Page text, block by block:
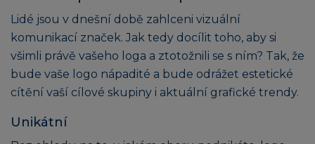
Lidé jsou v dnešní době zahlceni vizuální
komunikací značek. Jak tedy docílit toho, aby si
všimli právě vašeho loga a ztotožnili se s ním? Tak, že
bude vaše logo nápadité a bude odrážet estetické
cítění vaší cílové skupiny i aktuální grafické trendy.
Unikátní